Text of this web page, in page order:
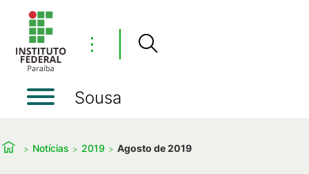
⋮
Sousa
Notícias 2019 Agosto de 2019